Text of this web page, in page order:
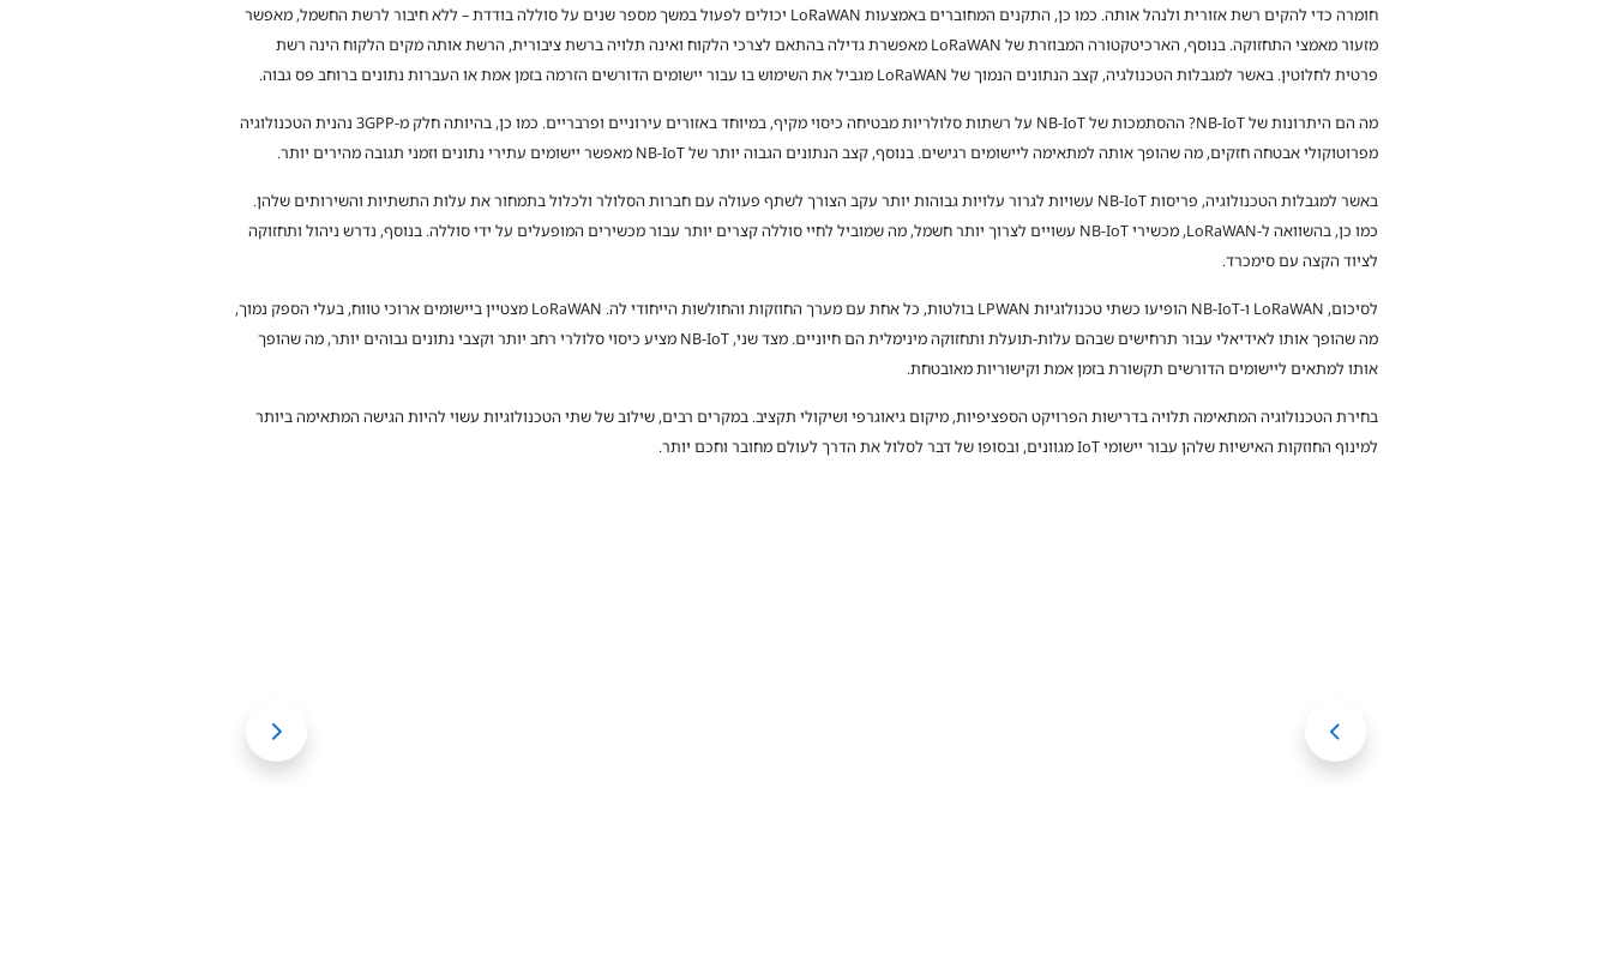
חומרה כדי להקים רשת אזורית ולנהל אותה. כמו כן, התקנים המחוברים באמצעות LoRaWAN יכולים לפעול במשך מספר שנים על סוללה בודדת – ללא חיבור לרשת החשמל, מאפשר
מזעור מאמצי התחזוקה. בנוסף, הארכיטקטורה המבוזרת של LoRaWAN מאפשרת גדילה בהתאם לצרכי הלקוח ואינה תלויה ברשת ציבורית, הרשת אותה מקים הלקוח הינה רשת
פרטית לחלוטין. באשר למגבלות הטכנולגיה, קצב הנתונים הנמוך של LoRaWAN מגביל את השימוש בו עבור יישומים הדורשים הזרמה בזמן אמת או העברות נתונים ברוחב פס גבוה.
מה הם היתרונות של NB-IoT? ההסתמכות של NB-IoT על רשתות סלולריות מבטיחה כיסוי מקיף, במיוחד באזורים עירוניים ופרבריים. כמו כן, בהיותה חלק מ-3GPP נהנית הטכנולוגיה
מפרוטוקולי אבטחה חזקים, מה שהופך אותה למתאימה ליישומים רגישים. בנוסף, קצב הנתונים הגבוה יותר של NB-IoT מאפשר יישומים עתירי נתונים וזמני תגובה מהירים יותר.
באשר למגבלות הטכנולוגיה, פריסות NB-IoT עשויות לגרור עלויות גבוהות יותר עקב הצורך לשתף פעולה עם חברות הסלולר ולכלול בתמחור את עלות התשתיות והשירותים שלהן.
כמו כן, בהשוואה ל-LoRaWAN, מכשירי NB-IoT עשויים לצרוך יותר חשמל, מה שמוביל לחיי סוללה קצרים יותר עבור מכשירים המופעלים על ידי סוללה. בנוסף, נדרש ניהול ותחזוקה
לציוד הקצה עם סימכרד.
לסיכום, LoRaWAN ו-NB-IoT הופיעו כשתי טכנולוגיות LPWAN בולטות, כל אחת עם מערך החוזקות והחולשות הייחודי לה. LoRaWAN מצטיין ביישומים ארוכי טווח, בעלי הספק נמוך,
מה שהופך אותו לאידיאלי עבור תרחישים שבהם עלות-תועלת ותחזוקה מינימלית הם חיוניים. מצד שני, NB-IoT מציע כיסוי סלולרי רחב יותר וקצבי נתונים גבוהים יותר, מה שהופך
אותו למתאים ליישומים הדורשים תקשורת בזמן אמת וקישוריות מאובטחת.
בחירת הטכנולוגיה המתאימה תלויה בדרישות הפרויקט הספציפיות, מיקום גיאוגרפי ושיקולי תקציב. במקרים רבים, שילוב של שתי הטכנולוגיות עשוי להיות הגישה המתאימה ביותר
למינוף החוזקות האישיות שלהן עבור יישומי IoT מגוונים, ובסופו של דבר לסלול את הדרך לעולם מחובר וחכם יותר.